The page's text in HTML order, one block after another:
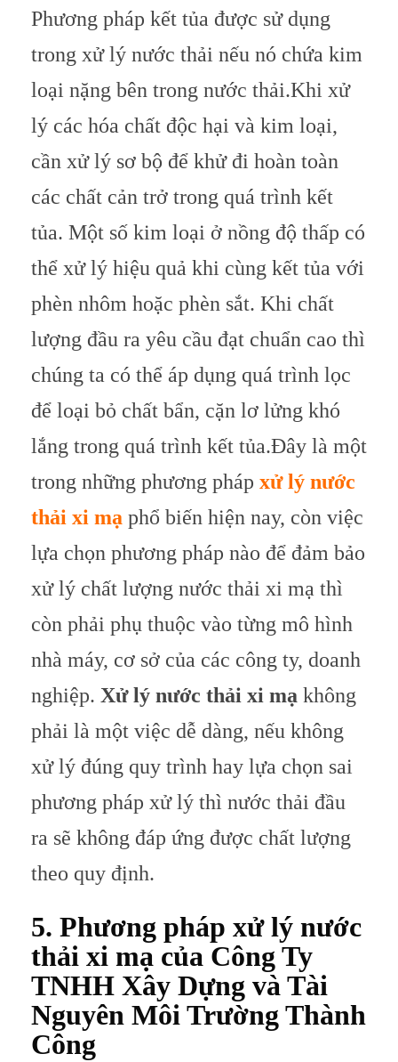
Phương pháp kết tủa được sử dụng
trong xử lý nước thải nếu nó chứa kim
loại nặng bên trong nước thải.Khi xử
lý các hóa chất độc hại và kim loại,
cần xử lý sơ bộ để khử đi hoàn toàn
các chất cản trở trong quá trình kết
tủa. Một số kim loại ở nồng độ thấp có
thể xử lý hiệu quả khi cùng kết tủa với
phèn nhôm hoặc phèn sắt. Khi chất
lượng đầu ra yêu cầu đạt chuẩn cao thì
chúng ta có thể áp dụng quá trình lọc
để loại bỏ chất bẩn, cặn lơ lửng khó
lắng trong quá trình kết tủa.Đây là một
trong những phương pháp xử lý nước
thải xi mạ phổ biến hiện nay, còn việc
lựa chọn phương pháp nào để đảm bảo
xử lý chất lượng nước thải xi mạ thì
còn phải phụ thuộc vào từng mô hình
nhà máy, cơ sở của các công ty, doanh
nghiệp. Xử lý nước thải xi mạ không
phải là một việc dễ dàng, nếu không
xử lý đúng quy trình hay lựa chọn sai
phương pháp xử lý thì nước thải đầu
ra sẽ không đáp ứng được chất lượng
theo quy định.
5. Phương pháp xử lý nước
thải xi mạ của Công Ty
TNHH Xây Dựng và Tài
Nguyên Môi Trường Thành
Công